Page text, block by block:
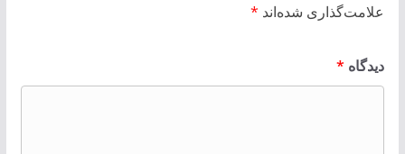
علامت‌گذاری شده‌اند *
دیدگاه *